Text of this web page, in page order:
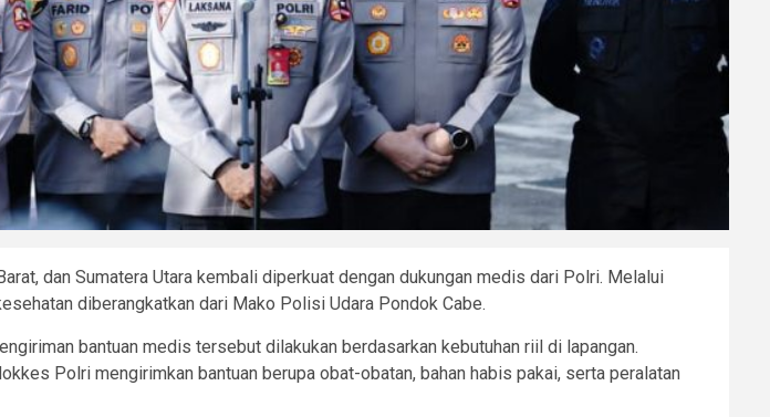
dan Sumatera Utara kembali diperkuat dengan dukungan medis dari Polri. Melalui
diberangkatkan dari Mako Polisi Udara Pondok Cabe.
bantuan medis tersebut dilakukan berdasarkan kebutuhan riil di lapangan.
Polri mengirimkan bantuan berupa obat-obatan, bahan habis pakai, serta peralatan